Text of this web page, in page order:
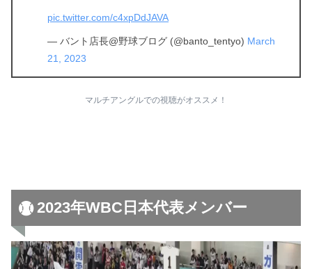
pic.twitter.com/c4xpDdJAVA
— バント店長@野球ブログ (@banto_tentyo) March
21, 2023
マルチアングルでの視聴がオススメ！
2023年WBC日本代表メンバー